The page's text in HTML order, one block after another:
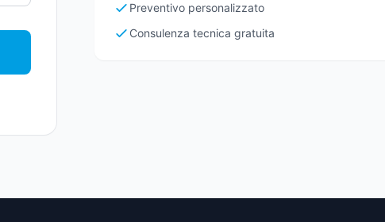
Preventivo personalizzato
Consulenza tecnica gratuita